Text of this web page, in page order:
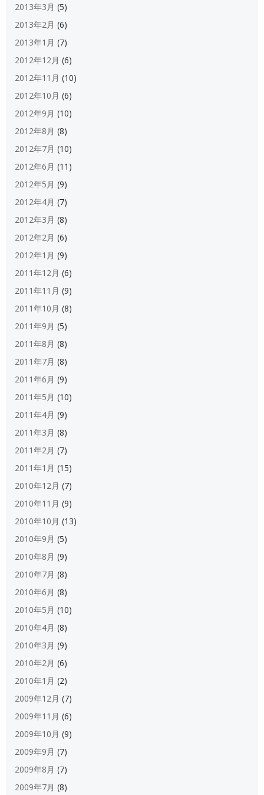
2013年3月 (5)
2013年2月 (6)
2013年1月 (7)
2012年12月 (6)
2012年11月 (10)
2012年10月 (6)
2012年9月 (10)
2012年8月 (8)
2012年7月 (10)
2012年6月 (11)
2012年5月 (9)
2012年4月 (7)
2012年3月 (8)
2012年2月 (6)
2012年1月 (9)
2011年12月 (6)
2011年11月 (9)
2011年10月 (8)
2011年9月 (5)
2011年8月 (8)
2011年7月 (8)
2011年6月 (9)
2011年5月 (10)
2011年4月 (9)
2011年3月 (8)
2011年2月 (7)
2011年1月 (15)
2010年12月 (7)
2010年11月 (9)
2010年10月 (13)
2010年9月 (5)
2010年8月 (9)
2010年7月 (8)
2010年6月 (8)
2010年5月 (10)
2010年4月 (8)
2010年3月 (9)
2010年2月 (6)
2010年1月 (2)
2009年12月 (7)
2009年11月 (6)
2009年10月 (9)
2009年9月 (7)
2009年8月 (7)
2009年7月 (8)